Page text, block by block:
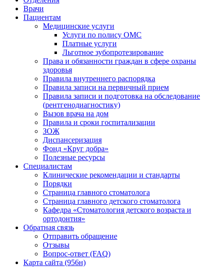
Врачи
Пациентам
Медицинские услуги
Услуги по полису ОМС
Платные услуги
Льготное зубопротезирование
Права и обязанности граждан в сфере охраны
здоровья
Правила внутреннего распорядка
Правила записи на первичный прием
Правила записи и подготовка на обследование
(рентгенодиагностику)
Вызов врача на дом
Правила и сроки госпитализации
ЗОЖ
Диспансеризация
Фонд «Круг добра»
Полезные ресурсы
Специалистам
Клинические рекомендации и стандарты
Порядки
Страница главного стоматолога
Страница главного детского стоматолога
Кафедра «Стоматология детского возраста и
ортодонтия»
Обратная связь
Отправить обращение
Отзывы
Вопрос-ответ (FAQ)
Карта сайта (956н)